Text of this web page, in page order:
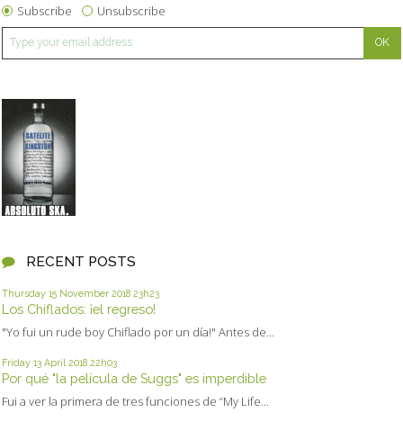
Subscribe Unsubscribe
RECENT POSTS
Thursday 15 November 2018 23h23
Los Chiflados: ¡el regreso!
"Yo fui un rude boy Chiflado por un día!" Antes de...
Friday 13 April 2018 22h03
Por qué "la película de Suggs" es imperdible
Fui a ver la primera de tres funciones de “My Life...